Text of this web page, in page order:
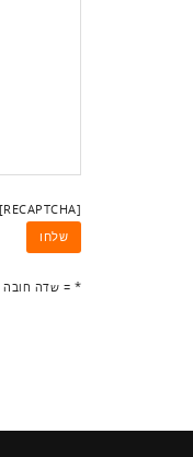
[RECAPTCHA]
* = שדה חובה